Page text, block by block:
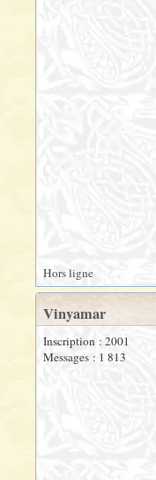
Hors ligne
Vinyamar
Inscription : 2001
Messages : 1 813